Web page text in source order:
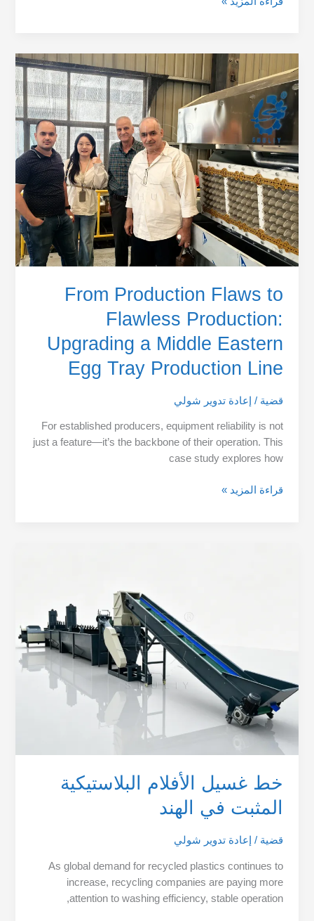
From Production Flaws to
Flawless Production:
Upgrading a Middle Eastern
Egg Tray Production Line
قضية / إعادة تدوير شولي
For established producers, equipment reliability is not
just a feature—it’s the backbone of their operation. This
case study explores how
Production
Flaws
to
Flawless
Production:
Upgrading
a
Middle
Eastern
Egg
Tray
Production
قراءة المزيد »
خط غسيل الأفلام البلاستيكية
المثبت في الهند
قضية / إعادة تدوير شولي
As global demand for recycled plastics continues to
increase, recycling companies are paying more
attention to washing efficiency, stable operation,